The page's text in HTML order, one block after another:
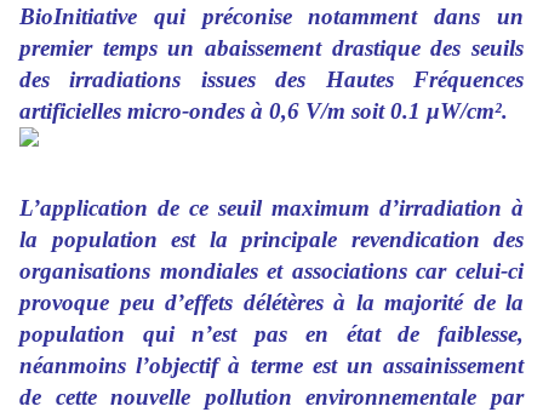
BioInitiative qui préconise notamment dans un
premier temps un abaissement drastique des seuils
des irradiations issues des Hautes Fréquences
artificielles micro-ondes à 0,6 V/m soit 0.1 μW/cm².
L’application de ce seuil maximum d’irradiation à
la population est la principale revendication des
organisations mondiales et associations car celui-ci
provoque peu d’effets délétères à la majorité de la
population qui n’est pas en état de faiblesse,
néanmoins l’objectif à terme est un assainissement
de cette nouvelle pollution environnementale par